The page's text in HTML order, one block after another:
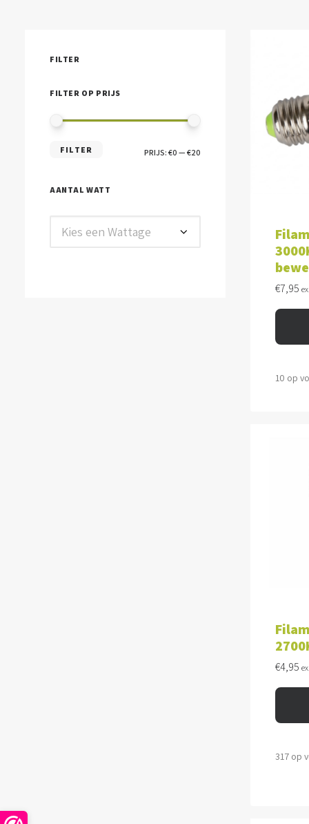
FILTER
FILTER OP PRIJS
FILTER PRIJS: €0 — €20
AANTAL WATT
Kies een Wattage
€7,95
10 op
€4,95
317 op